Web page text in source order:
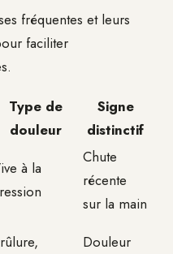
fréquentes et leurs
faciliter
Type de
douleur
Signe
distinctif
à la
Chute
récente
sur la main
Douleur